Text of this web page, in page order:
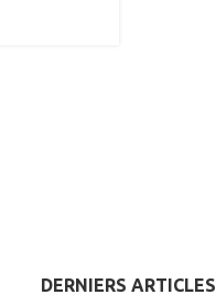
DERNIERS ARTICLES